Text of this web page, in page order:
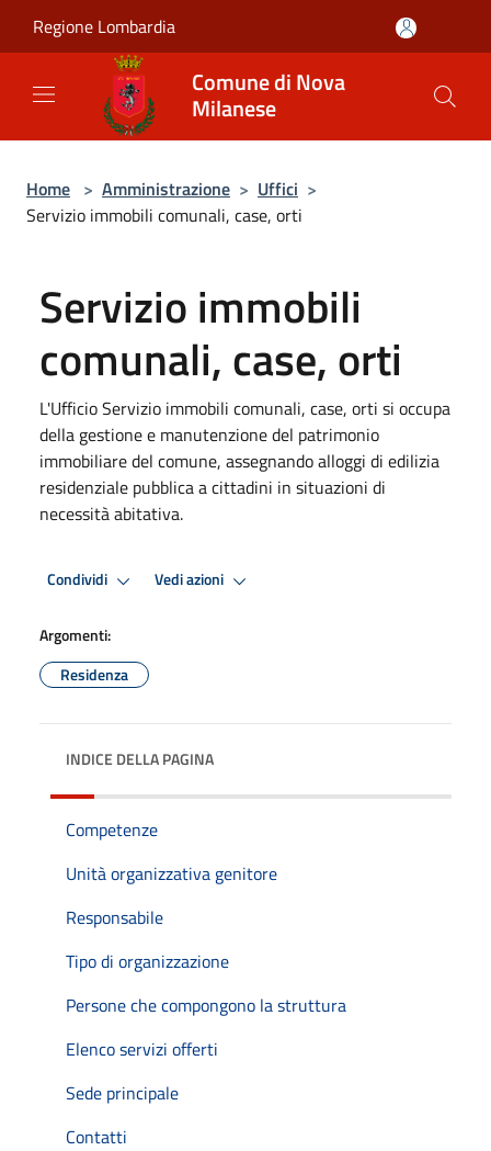
Regione Lombardia
Comune di Nova
Milanese
Home > Amministrazione > Uffici >
Servizio immobili comunali, case, orti
Servizio immobili
comunali, case, orti
L'Ufficio Servizio immobili comunali, case, orti si occupa
della gestione e manutenzione del patrimonio
immobiliare del comune, assegnando alloggi di edilizia
residenziale pubblica a cittadini in situazioni di
necessità abitativa.
Condividi Vedi azioni
Argomenti:
Residenza
INDICE DELLA PAGINA
Competenze
Unità organizzativa genitore
Responsabile
Tipo di organizzazione
Persone che compongono la struttura
Elenco servizi offerti
Sede principale
Contatti